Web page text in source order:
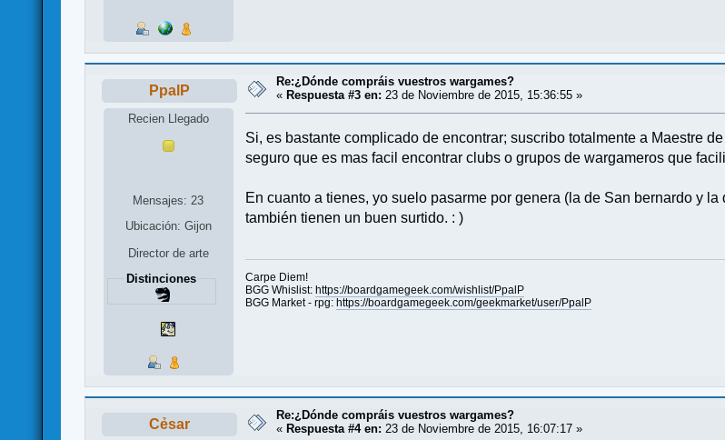
PpalP
Recien Llegado
Mensajes: 23
Ubicación: Gijon
Director de arte
Distinciones
Re:¿Dónde compráis vuestros wargames?
« Respuesta #3 en: 23 de Noviembre de 2015, 15:36:55 »
Si, es bastante complicado de encontrar; suscribo totalmente a Maestre
seguro que es mas facil encontrar clubs o grupos de wargameros que
En cuanto a tienes, yo suelo pasarme por genera (la de San bernardo y
también tienen un buen surtido. : )
Carpe Diem!
BGG Whislist: https://boardgamegeek.com/wishlist/PpalP
BGG Market - rpg: https://boardgamegeek.com/geekmarket/user/PpalP
Cẻsar
Re:¿Dónde compráis vuestros wargames?
« Respuesta #4 en: 23 de Noviembre de 2015, 16:07:17 »